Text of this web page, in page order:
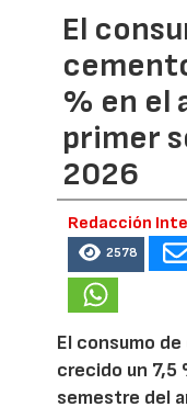
El
% en el
primer
2026
Redacción
2578
El consumo
crecido un 7,5
semestre del